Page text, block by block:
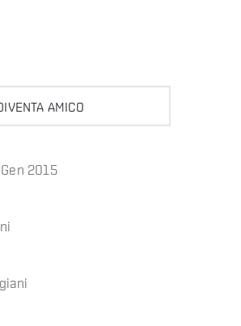
AMICO
2015